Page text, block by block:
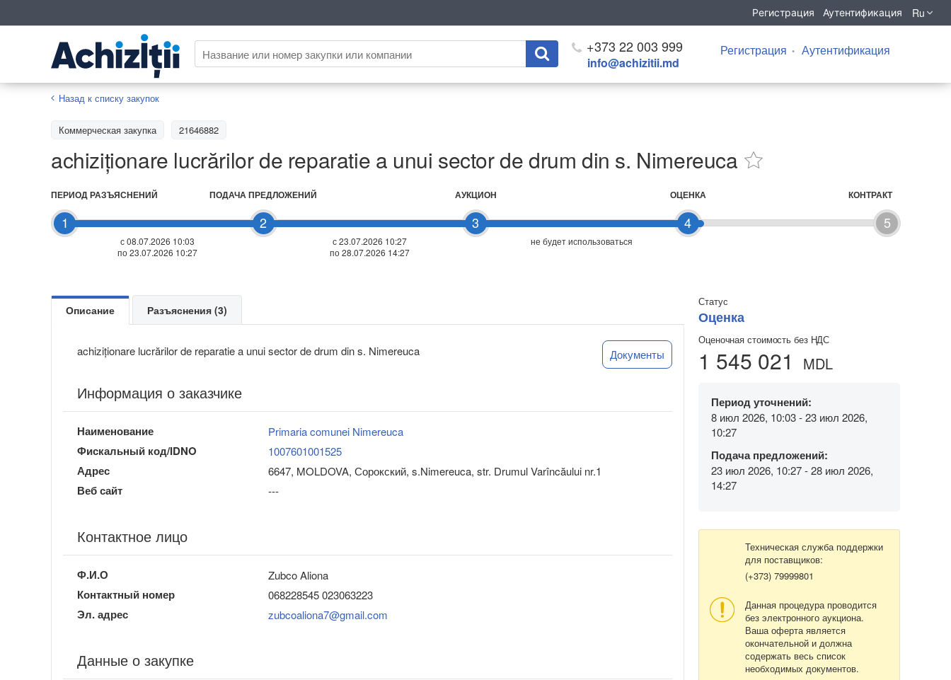
Регистрация Аутентификация Ru
+373 22 003 999
info@achizitii.md
Регистрация Аутентификация
Назад к списку закупок
Коммерческая закупка 21646882
achiziționare lucrărilor de reparatie a unui sector de drum din s. Nimereuca
1
ПЕРИОД РАЗЪЯСНЕНИЙ
с 08.07.2026 10:03
по 23.07.2026 10:27
2
ПОДАЧА ПРЕДЛОЖЕНИЙ
с 23.07.2026 10:27
по 28.07.2026 14:27
3
АУКЦИОН
не будет использоваться
4
ОЦЕНКА
5
КОНТРАКТ
Статус
Оценка
Оценочная стоимость без НДС
1 545 021 MDL
Период уточнений:
8 июл 2026, 10:03 - 23 июл 2026,
10:27
Подача предложений:
23 июл 2026, 10:27 - 28 июл 2026,
14:27
Техническая служба поддержки
для поставщиков:
(+373) 79999801
Данная процедура проводится
без электронного аукциона.
Ваша оферта является
окончательной и должна
содержать весь список
необходимых документов.
Описание Разъяснения (3)
achiziționare lucrărilor de reparatie a unui sector de drum din s. Nimereuca Документы
Информация о заказчике
Наименование Primaria comunei Nimereuca
Фискальный код/IDNO 1007601001525
Адрес 6647, MOLDOVA, Сорокский, s.Nimereuca, str. Drumul Varîncăului nr.1
Веб сайт ---
Контактное лицо
Ф.И.О Zubco Aliona
Контактный номер 068228545 023063223
Эл. адрес zubcoaliona7@gmail.com
Данные о закупке